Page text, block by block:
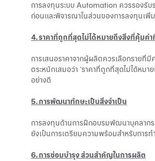
การลงทุนระบบ Automation ควรรองรับ
ก่อนและพิจารณาในส่วนของการลงทุนเพิ่
4. ราคาที่ถูกที่สุดไม่ได้หมายถึงสิ่งที่คุ้มค่า
การเสนอราคาจากผู้ผลิตควรเลือกรายที่
ตระหนักเสมอว่า ‘ราคาที่ถูกที่สุดไม่ได้หม
อย่างดี
5. การพัฒนาทักษะเป็นสิ่งจำเป็น
การลงทุนด้านการฝึกอบรมพัฒนาบุคลาก
ยังเป็นการเตรียมความพร้อมสำหรับการ
6. การซ่อมบำรุง ส่วนสำคัญในการผลิต